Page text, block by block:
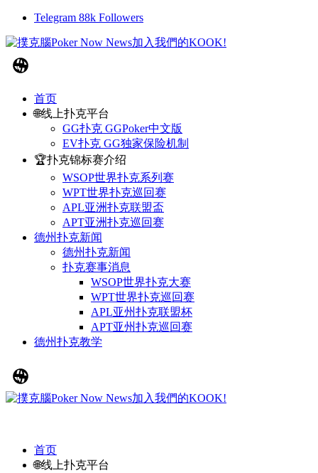
Telegram 88k Followers
首页
🌐线上扑克平台
GG扑克 GGPoker中文版
EV扑克 GG独家保险机制
🏆扑克锦标赛介绍
WSOP世界扑克系列赛
WPT世界扑克巡回赛
APL亚洲扑克联盟盃
APT亚洲扑克巡回赛
德州扑克新闻
德州扑克新闻
扑克赛事消息
WSOP世界扑克大赛
WPT世界扑克巡回赛
APL亚州扑克联盟杯
APT亚州扑克巡回赛
德州扑克教学
首页
🌐线上扑克平台